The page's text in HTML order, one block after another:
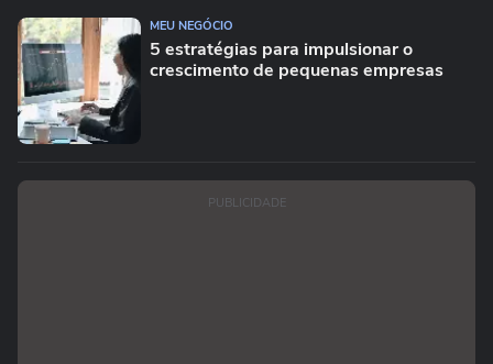
MEU NEGÓCIO
5 estratégias para impulsionar o
crescimento de pequenas empresas
PUBLICIDADE